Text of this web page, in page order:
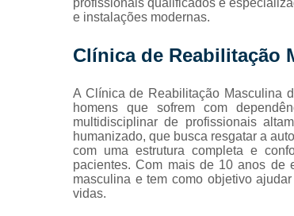
e instalações modernas.
Clínica de Reabilitação
A Clínica de Reabilitação Masculina
homens que sofrem com
multidisciplinar de profissionais
humanizado, que busca resgatar a
com uma estrutura completa e
pacientes. Com mais de 10 anos de
masculina e tem como objetivo
vidas.